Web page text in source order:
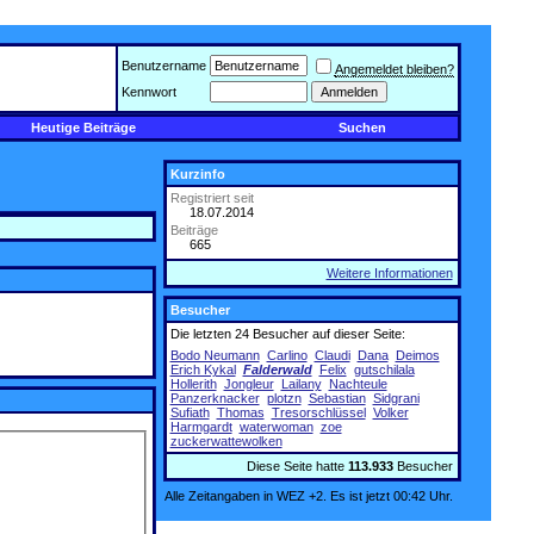
Benutzername
Angemeldet bleiben?
Kennwort
Heutige Beiträge Suchen
Kurzinfo
Registriert seit
18.07.2014
Beiträge
665
Weitere Informationen
Besucher
Die letzten 24 Besucher auf dieser Seite:
Bodo Neumann Carlino Claudi Dana
Deimos
Erich Kykal Falderwald Felix gutschilala
Hollerith Jongleur Lailany
Nachteule
Panzerknacker plotzn Sebastian Sidgrani
Sufiath Thomas Tresorschlüssel Volker
Harmgardt waterwoman zoe
zuckerwattewolken
Diese Seite hatte 113.933Besucher
Alle Zeitangaben in WEZ +2. Es ist jetzt 00:42Uhr.